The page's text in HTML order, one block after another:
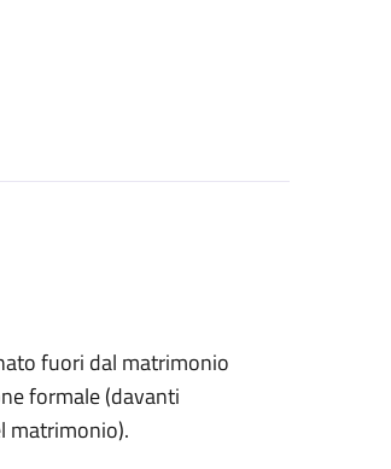
fuori dal matrimonio
formale (davanti
matrimonio).